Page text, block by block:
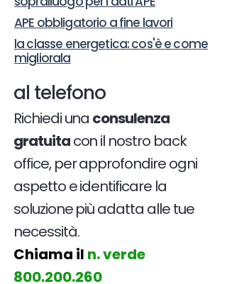
APE obbligatorio a fine lavori
la classe energetica: cos'è e come
migliorala
al telefono
Richiedi una consulenza
gratuitacon il nostro back
office, per approfondire ogni
aspetto e identificare la
soluzione più adatta alle tue
necessità.
Chiama il n. verde
800.200.260